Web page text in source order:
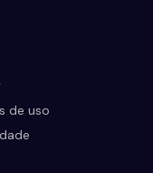
de uso